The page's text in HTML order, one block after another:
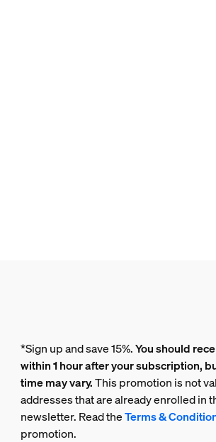
*Sign up and save 15%.You should
within 1 hour after your subscription,
time may vary.This promotion is not
addresses that are already enrolled in
newsletter. Read theTerms &
promotion.